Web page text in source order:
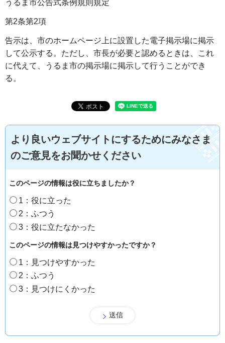
うるま市公告式条例規則規定
第2条第2項
告示は、市のホームページ上に設置した電子掲示場に掲示
して公示する。ただし、市長が必要と認めるときは、これ
に代えて、うるま市の掲示場に掲示して行うことができ
る。
より良いウェブサイトにするためにみなさま
のご意見をお聞かせください
このページの情報は役に立ちましたか？
1：役に立った
2：ふつう
3：役に立たなかった
このページの情報は見つけやすかったですか？
1：見つけやすかった
2：ふつう
3：見つけにくかった